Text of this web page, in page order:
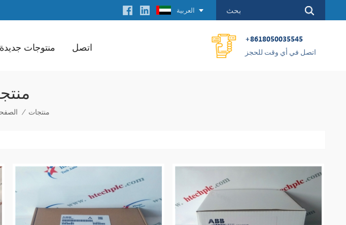
العربية
منتوجات جديدة اتصل
+8618050035545
اتصل في أي وقت للحجز
/ منتجات